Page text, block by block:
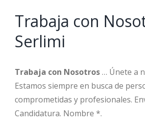
Trabaja con
Serlimi
Trabaja con Nosotros… Únete a
Estamos siempre en busca de
comprometidas y profesionales.
Candidatura. Nombre *.